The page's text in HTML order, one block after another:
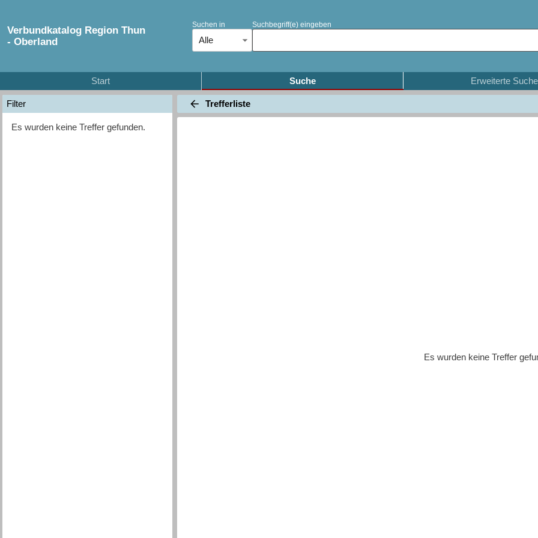
Verbundkatalog Region Thun
- Oberland
Suchen in
Alle
Suchbegriff(e) eingeben
Start Suche Erweiterte Suche
Filter
Es wurden keine Treffer gefunden.
Trefferliste
Es wurden keine Treffer